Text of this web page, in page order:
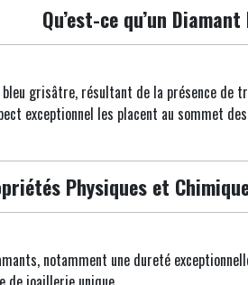
Qu’est-ce qu’un
grisâtre, résultant de la présence
exceptionnel les placent au sommet
Physiques et
notamment une dureté